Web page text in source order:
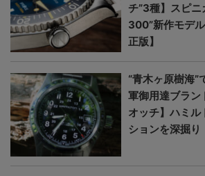
チ”3種】スピニ
300”新作モデ
正版】
“青木ヶ原樹海”
軍御用達ブラン
オッチ】ハミル
ションを深掘り